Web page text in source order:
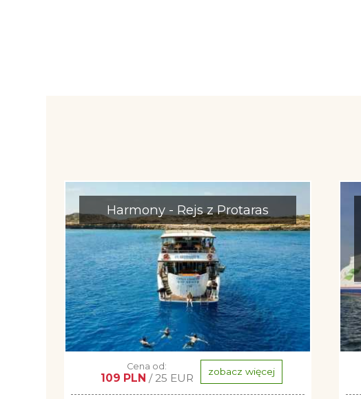
Harmony - Rejs z Protaras
Cena od:
109 PLN / 25 EUR zobacz więcej